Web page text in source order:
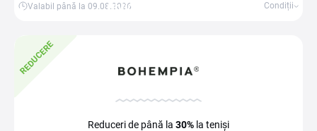
Obține un cupon
Valabil până la 09.08.2026 Condiții
REDUCERE
Reduceri de până la 30% la teniși